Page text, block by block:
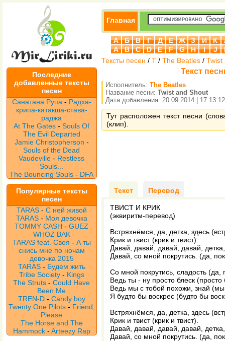
Последние
добавленные тексты
песен
Санатана Рупа - Радха-
крипа-катакша-става-
раджа
At The Gates -Souls Of
The Evil Departed
Jamie Christopherson -
Souls of the Dead
Vaudeville- Restless
Souls...
The Bouncing Souls - DFA
Популярные тексты
песен
TARAS - С ней живой
TARAS - Моя девочка
TOMMY CASH -GUEZ
WHOZ BAK
TARAS feat. Своя - А ты
снись мне по ночам
девочка 2015
TARAS - Будем жить
Tribe Society - Kings
The Struts -Could Have
Been Me
TREN-D - Candy boy
Twenty One Pilots - Friend,
Please
The Horse and The
Hammock - Arteezy Rap
Главная
А Б В Г Д Е Ж З И К
A
B C D E F G H I J
Тексты песен / T / The Beatles / Twist
Текст
Исполнитель: The Beatles
Название песни: Twist and Shout
Дата добавления: 20.09.2014 | 17:13:12
Тут расположен текст песни
(клип).
Текст Перевод
ТВИСТ И КРИК
(эквиритм-перевод)
Встряхнёмся, да, детка, здесь
Крик и твист (крик и твист).
Давай, давай, давай, давай,
Давай, со мной покрутись. (да,
Со мной покрутись, сладость (да,
Ведь ты - ну просто блеск (просто
Ведь мы с тобой похожи, знай
Я будто бы воскрес (будто бы
Встряхнёмся, да, детка, здесь
Крик и твист (крик и твист).
Давай, давай, давай, давай,
Давай, со мной покрутись. (да,